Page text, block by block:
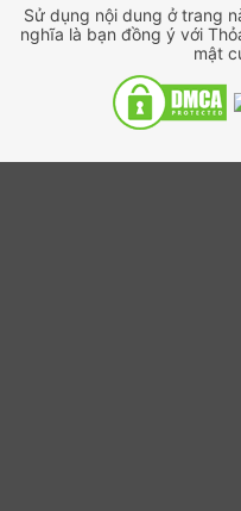
Sử dụng nội dung ở trang
nghĩa là bạn đồng ý với
mật